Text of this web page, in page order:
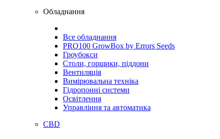
Обладнання
Все обладнання
PRO100 GrowBox by Errors Seeds
Гроубокси
Столи, горщики, піддони
Вентиляція
Вимірювальна техніка
Гідропонні системи
Освітлення
Управління та автоматика
CBD